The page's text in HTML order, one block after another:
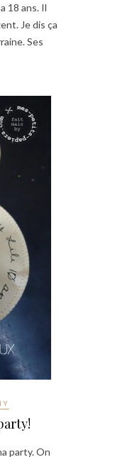
18 ans. Il
Je dis ça
Ses
party. On